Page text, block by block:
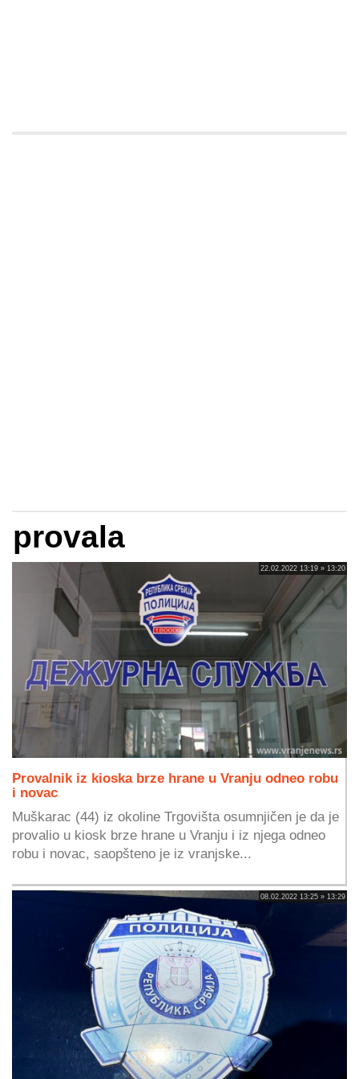
provala
22.02.2022 13:19 » 13:20
Provalnik iz kioska brze hrane u Vranju odneo robu
i novac
Muškarac (44) iz okoline Trgovišta osumnjičen je da je
provalio u kiosk brze hrane u Vranju i iz njega odneo
robu i novac, saopšteno je iz vranjske...
08.02.2022 13:25 » 13:29